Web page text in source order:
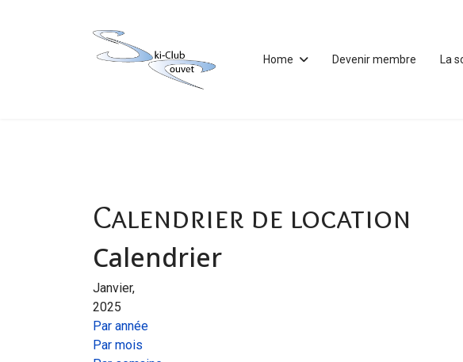
Home Devenir membre La
Calendrier de location
Calendrier
Janvier,
2025
Par année
Par mois